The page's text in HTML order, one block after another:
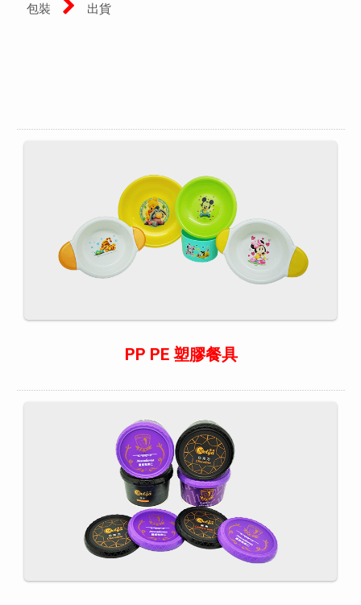
包裝 出貨
PP PE 塑膠餐具